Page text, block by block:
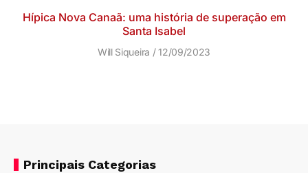
Hípica Nova Canaã: uma história de superação em
Santa Isabel
Will Siqueira 12/09/2023
Principais Categorias